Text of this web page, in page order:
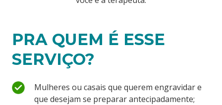
PRA QUEM É ESSE
SERVIÇO?
Mulheres ou casais que querem engravidar e
que desejam se preparar antecipadamente;